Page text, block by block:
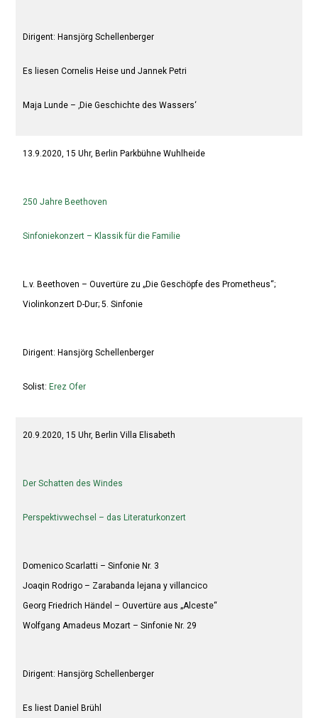
Dirigent: Hansjörg Schellenberger
Es liesen Cornelis Heise und Jannek Petri
Maja Lunde – ‚Die Geschichte des Wassers‘
13.9.2020, 15 Uhr, Berlin Parkbühne Wuhlheide
250 Jahre Beethoven
Sinfoniekonzert – Klassik für die Familie
L.v. Beethoven – Ouvertüre zu „Die Geschöpfe des Prometheus“;
Violinkonzert D-Dur; 5. Sinfonie
Dirigent: Hansjörg Schellenberger
Solist: Erez Ofer
20.9.2020, 15 Uhr, Berlin Villa Elisabeth
Der Schatten des Windes
Perspektivwechsel – das Literaturkonzert
Domenico Scarlatti – Sinfonie Nr. 3
Joaqin Rodrigo – Zarabanda lejana y villancico
Georg Friedrich Händel – Ouvertüre aus „Alceste“
Wolfgang Amadeus Mozart – Sinfonie Nr. 29
Dirigent: Hansjörg Schellenberger
Es liest Daniel Brühl